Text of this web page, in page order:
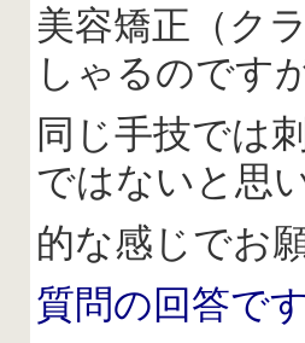
美容矯正（ク
しゃるのです
同じ手技では
ではないと思
的な感じでお
質問の回答です